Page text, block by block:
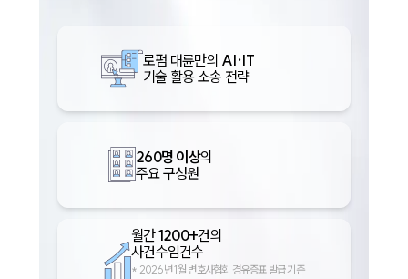
로펌 대륜만의 AI·IT
기술 활용 소송 전략
260명 이상의
주요 구성원
월간1200+건의
사건수임건수
* 2026년 1월 변호사협회 경유증표 발급 기준